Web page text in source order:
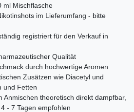
ml Mischflasche
im Lieferumfang - bitte
registriert für den Verkauf in
Qualität
durch hochwertige Aromen
Zusätzen wie Diacetyl und
und Fetten
Anmischen theoretisch direkt dampfbar,
- 7 Tagen empfohlen